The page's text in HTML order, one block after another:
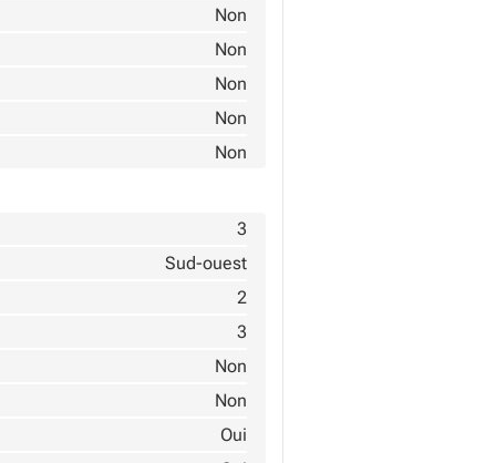
Non
Non
Non
Non
Non
3
Sud-ouest
2
3
Non
Non
Oui